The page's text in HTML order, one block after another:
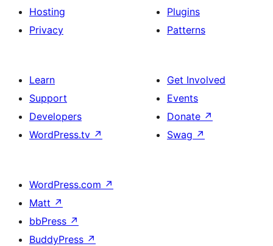
Hosting
Privacy
Plugins
Patterns
Learn
Support
Developers
WordPress.tv ↗
Get Involved
Events
Donate ↗
Swag ↗
WordPress.com ↗
Matt ↗
bbPress ↗
BuddyPress ↗